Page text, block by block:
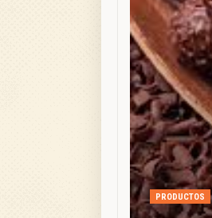
PRODUCTOS